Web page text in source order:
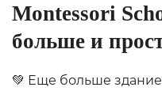
Montessori
больше и
💚 Еще больше